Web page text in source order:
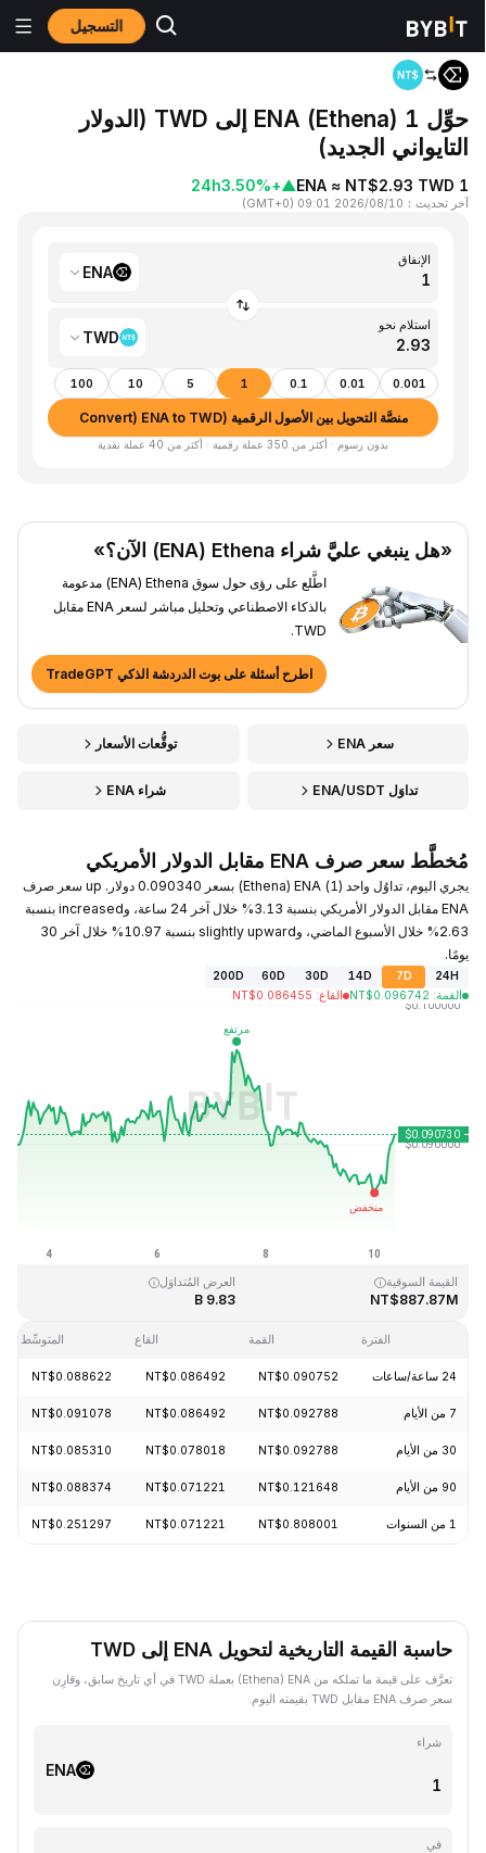
التسجيل المنزٍل ENA to TWD
حوِّل 1 ENA (Ethena) إلى TWD (الدولار
التايواني الجديد)
1 ENA ≈ NT$2.93 TWD
▲
+3.50%
24h
آخر تحديث：
2026/08/10 09:01
(
GMT+0
)
الإنفاق
ENA
استلام نحو
TWD
0.001
0.01
0.1
1
5
10
100
منصَّة التحويل بين الأصول الرقمية (Convert) ENA to TWD
بدون رسوم · أكثر من 350 عملة رقمية · أكثر من 40 عملة نقدية
«هل ينبغي عليَّ شراء Ethena ‏(ENA) الآن؟»
اطَّلع على رؤى حول سوق Ethena ‏(ENA) مدعومة
بالذكاء الاصطناعي وتحليل مباشر لسعر ENA مقابل
TWD.
اطرح أسئلة على بوت الدردشة الذكي TradeGPT
سعر ENA توقُّعات الأسعار
تداوَل ENA/USDT شراء ENA
مُخطَّط سعر صرف ENA مقابل الدولار الأمريكي
يجري اليوم، تداوُل واحد (1) ENA ‏(Ethena) بسعر 0.090340 دولار. up سعر صرف
ENA مقابل الدولار الأمريكي بنسبة 3.13% خلال آخر 24 ساعة، وincreased بنسبة
2.63% خلال الأسبوع الماضي، وslightly upward بنسبة 10.97% خلال آخر 30
يومًا.
24H
7D
14D
30D
60D
200D
القمة:
NT$0.096742 القاع:
NT$0.086455
NT$0.070228
القيمة السوقية
NT$887.87M
العرض المُتداوَل
9.83 B
الفترة القمة القاع المتوسِّط
24 ساعة/ساعات NT$0.090752
NT$0.086492
NT$0.088622
7 من الأيام NT$0.092788
NT$0.086492
NT$0.091078
30 من الأيام NT$0.092788
NT$0.078018
NT$0.085310
90 من الأيام NT$0.121648
NT$0.071221
NT$0.088374
1 من السنوات NT$0.808001
NT$0.071221
NT$0.251297
حاسبة القيمة التاريخية لتحويل ENA إلى TWD
تعرَّف على قيمة ما تملكه من ENA ‏(Ethena) بعملة TWD في أي تاريخ سابق، وقارِن
سعر صرف ENA مقابل TWD بقيمته اليوم.
شراء
ENA
في